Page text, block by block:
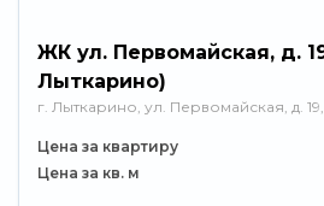
ЖК ул. Первомайская, д.
Лыткарино)
г. Лыткарино, ул. Первомайская, д.
Цена за квартиру
Цена за кв. м